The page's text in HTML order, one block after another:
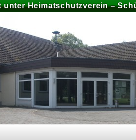
Heimatschutzverein –